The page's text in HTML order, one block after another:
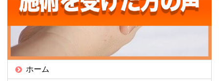
ホーム